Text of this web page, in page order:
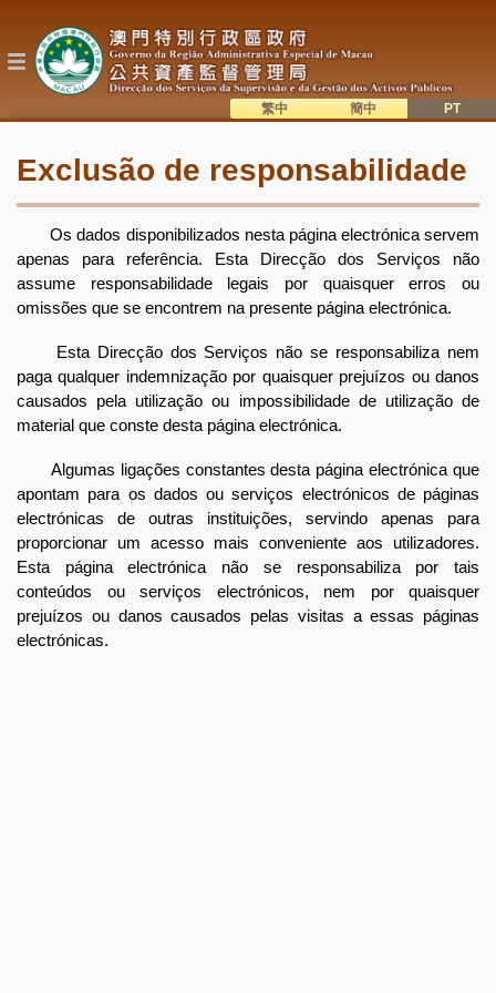
o
conteúdo
錄
Exclusão de responsabilidade
Os dados disponibilizados nesta página electrónica servem
apenas para referência. Esta Direcção dos Serviços não
assume responsabilidade legais por quaisquer erros ou
omissões que se encontrem na presente página electrónica.
Esta Direcção dos Serviços não se responsabiliza nem
paga qualquer indemnização por quaisquer prejuízos ou danos
causados pela utilização ou impossibilidade de utilização de
material que conste desta página electrónica.
Algumas ligações constantes desta página electrónica que
apontam para os dados ou serviços electrónicos de páginas
electrónicas de outras instituições, servindo apenas para
proporcionar um acesso mais conveniente aos utilizadores.
Esta página electrónica não se responsabiliza por tais
conteúdos ou serviços electrónicos, nem por quaisquer
prejuízos ou danos causados pelas visitas a essas páginas
electrónicas.